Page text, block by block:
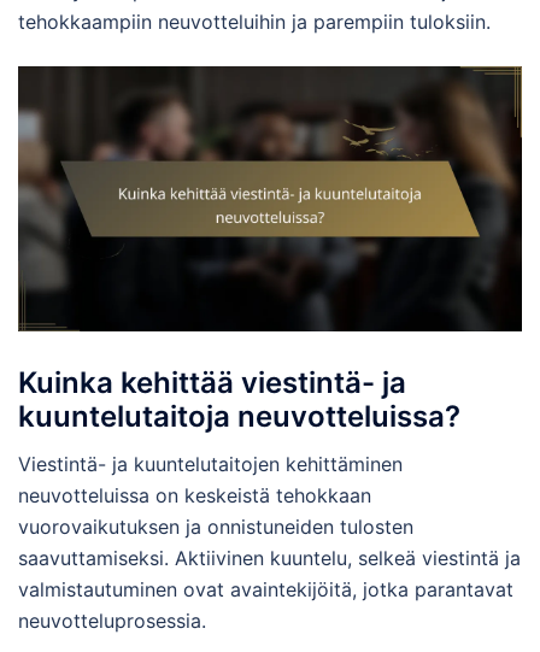
tehokkaampiin neuvotteluihin ja parempiin tuloksiin.
Kuinka kehittää viestintä- ja
kuuntelutaitoja neuvotteluissa?
Viestintä- ja kuuntelutaitojen kehittäminen
neuvotteluissa on keskeistä tehokkaan
vuorovaikutuksen ja onnistuneiden tulosten
saavuttamiseksi. Aktiivinen kuuntelu, selkeä viestintä ja
valmistautuminen ovat avaintekijöitä, jotka parantavat
neuvotteluprosessia.